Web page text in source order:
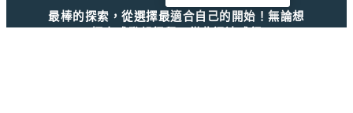
最棒的探索，從選擇最適合自己的開始！無論想